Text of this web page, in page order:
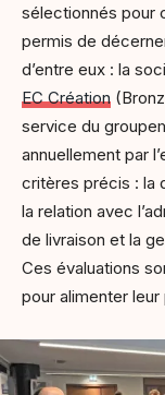
sélectionnés pour
permis de
d’entre eux : la
EC Création
service du
annuellement par
critères précis : la
la relation avec
de livraison et la
Ces évaluations
pour alimenter